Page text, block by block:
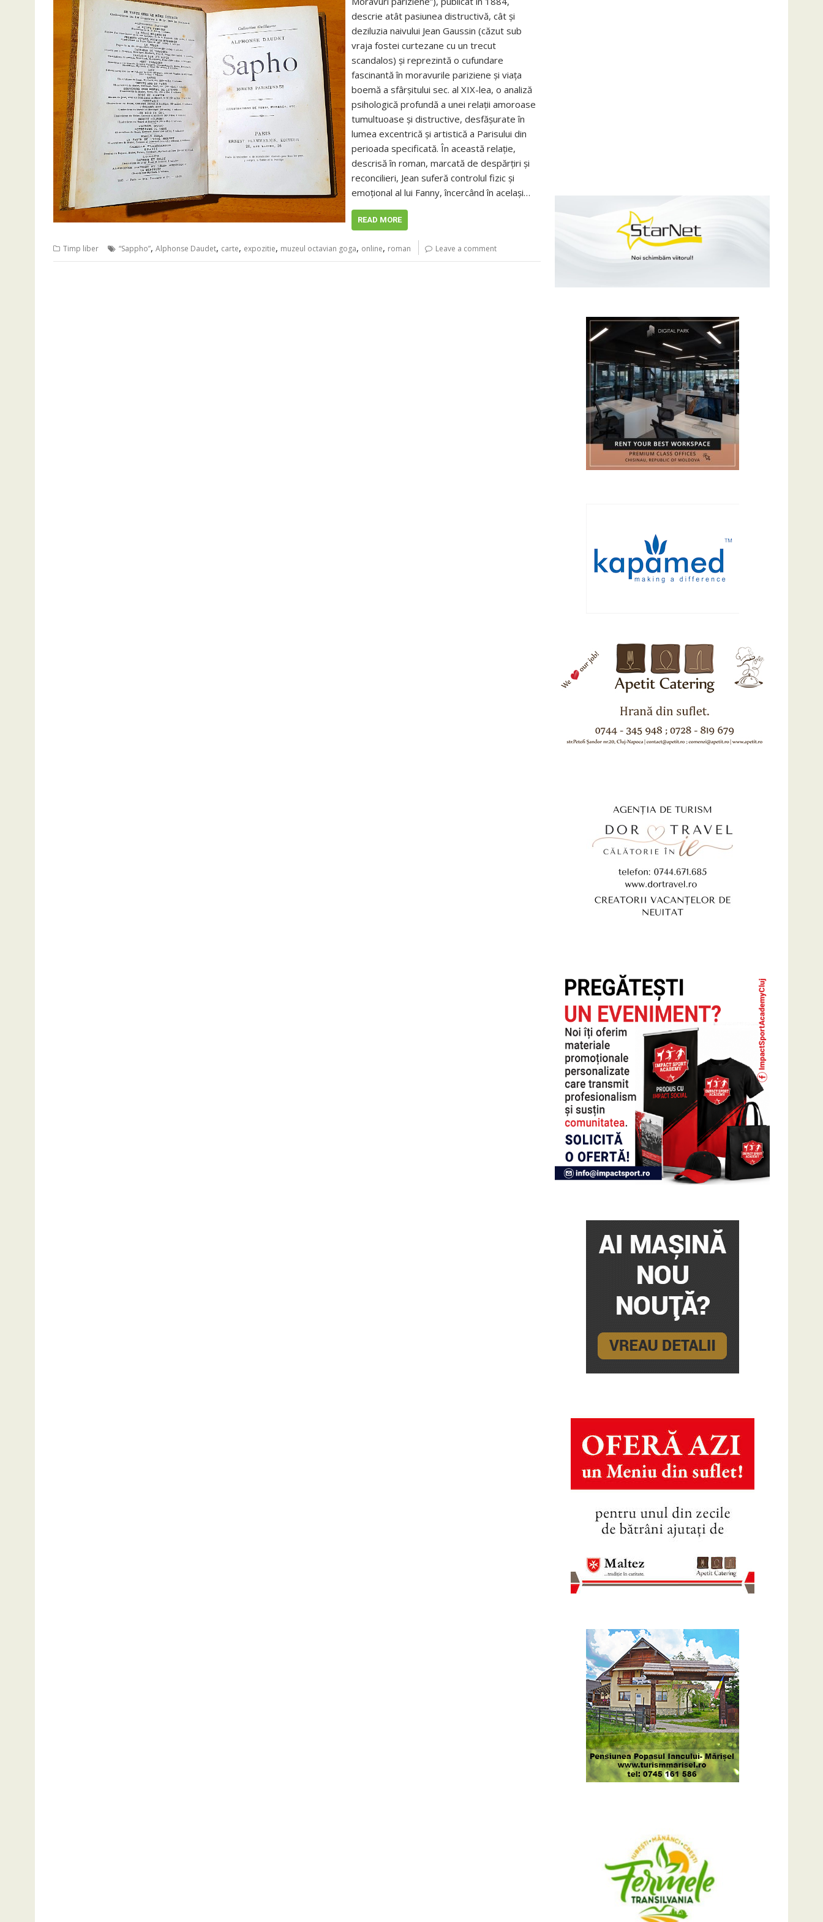
descrie atât pasiunea distructivă, cât și
deziluzia naivului Jean Gaussin (căzut sub
vraja fostei curtezane cu un trecut
scandalos) și reprezintă o cufundare
fascinantă în moravurile pariziene și viața
boemă a sfârșitului sec. al XIX-lea, o analiză
psihologică profundă a unei relații amoroase
tumultuoase și distructive, desfășurate în
lumea excentrică și artistică a Parisului din
perioada specificată. În această relație,
descrisă în roman, marcată de despărțiri și
reconcilieri, Jean suferă controlul fizic și
emoțional al lui Fanny, încercând în același…
READ MORE
Timp liber “Sappho”, Alphonse Daudet, carte, expozitie, muzeul octavian goga, online, roman Leave a comment